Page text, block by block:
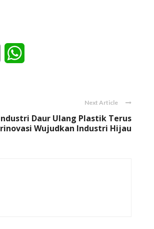
Copy
Next Article
Daur Ulang Plastik Terus
Wujudkan Industri Hijau